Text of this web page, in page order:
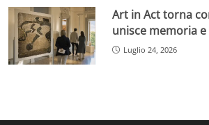
Art in Act torna
unisce memoria
Luglio 24, 2026